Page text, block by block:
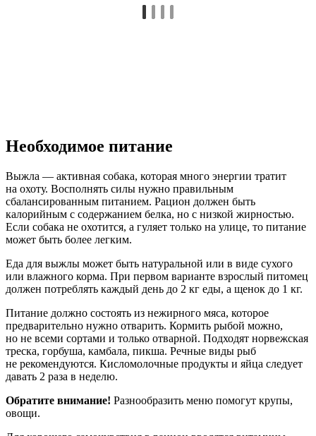
Необходимое питание
Выжла — активная собака, которая много энергии тратит
на охоту. Восполнять силы нужно правильным
сбалансированным питанием. Рацион должен быть
калорийным с содержанием белка, но с низкой жирностью.
Если собака не охотится, а гуляет только на улице, то питание
может быть более легким.
Еда для выжлы может быть натуральной или в виде сухого
или влажного корма. При первом варианте взрослый питомец
должен потреблять каждый день до 2 кг еды, а щенок до 1 кг.
Питание должно состоять из нежирного мяса, которое
предварительно нужно отварить. Кормить рыбой можно,
но не всеми сортами и только отварной. Подходят норвежская
треска, горбуша, камбала, пикша. Речные виды рыб
не рекомендуются. Кисломолочные продукты и яйца следует
давать 2 раза в неделю.
Обратите внимание! Разнообразить меню помогут крупы,
овощи.